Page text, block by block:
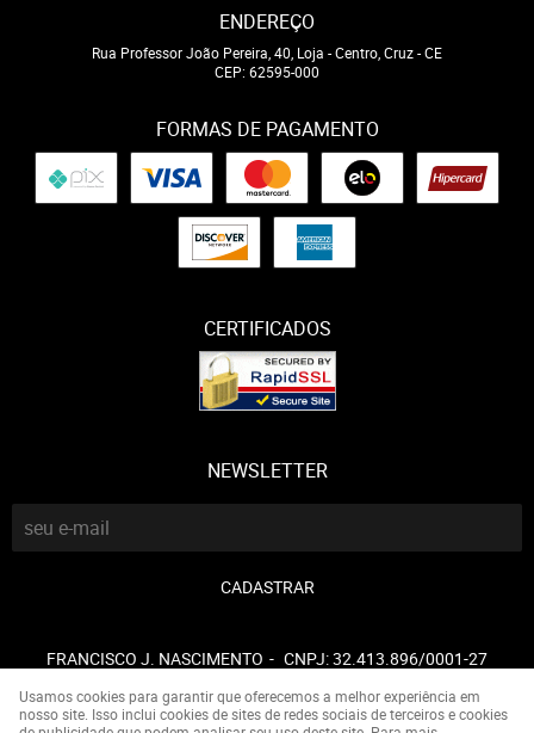
ENDEREÇO
Rua Professor João Pereira, 40, Loja -Centro, Cruz-CE
CEP: 62595-000
FORMAS DE PAGAMENTO
CERTIFICADOS
NEWSLETTER
CADASTRAR
FRANCISCO J. NASCIMENTO CNPJ: 32.413.896/0001-27
Usamos cookies para garantir que oferecemos a melhor experiência em
nosso site. Isso inclui cookies de sites de redes sociais de terceiros e cookies